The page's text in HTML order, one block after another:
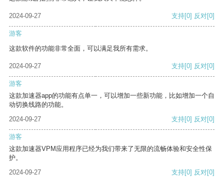
2024-09-27 支持[0] 反对[0]
游客
这款软件的功能非常全面，可以满足我所有需求。
2024-09-27 支持[0] 反对[0]
游客
这款加速器app的功能有点单一，可以增加一些新功能，比如增加一个自
动切换线路的功能。
2024-09-27
支持[0] 反对[0]
游客
这款加速器VPM应用程序已经为我们带来了无限的流畅体验和安全性保
护。
2024-09-27
支持[0] 反对[0]